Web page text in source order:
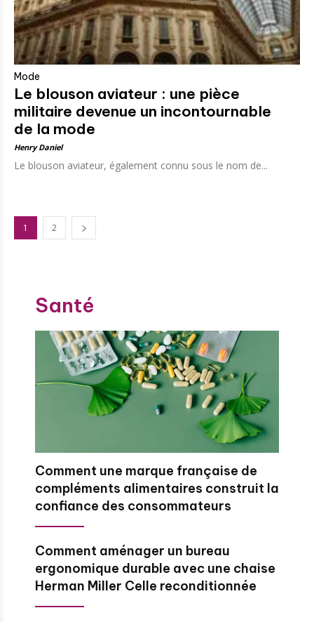
Mode
Le blouson aviateur : une pièce
militaire devenue un incontournable
de la mode
Henry Daniel
Le blouson aviateur, également connu sous le nom de...
1 2
Santé
Comment une marque française de
compléments alimentaires construit la
confiance des consommateurs
Comment aménager un bureau
ergonomique durable avec une chaise
Herman Miller Celle reconditionnée